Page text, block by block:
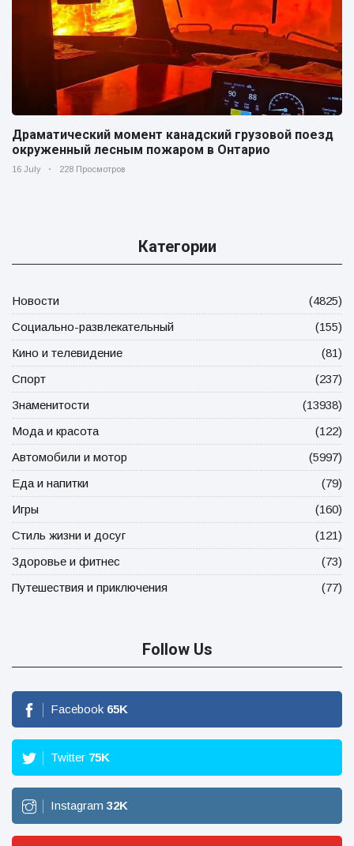
Драматический момент канадский грузовой поезд
окруженный лесным пожаром в Онтарио
16 July 228 Просмотров
Категории
Новости
(4825)
Социально-развлекательный
(155)
Кино и телевидение
(81)
Спорт
(237)
Знаменитости
(13938)
Мода и красота
(122)
Автомобили и мотор
(5997)
Еда и напитки
(79)
Игры
(160)
Стиль жизни и досуг
(121)
Здоровье и фитнес
(73)
Путешествия и приключения
(77)
Follow Us
Facebook 65K
Twitter 75K
Instagram 32K